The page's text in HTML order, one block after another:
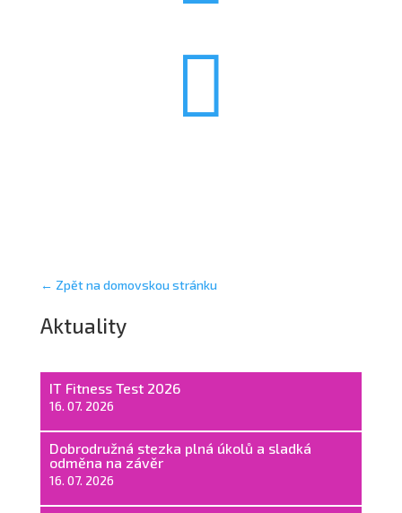

← Zpět na domovskou stránku
Aktuality
IT Fitness Test 2026
16. 07. 2026
Dobrodružná stezka plná úkolů a sladká
odměna na závěr
16. 07. 2026